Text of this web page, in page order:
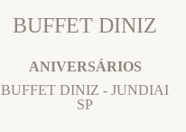
BUFFET DINIZ
ANIVERSÁRIOS
BUFFET DINIZ - JUNDIAI
SP